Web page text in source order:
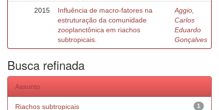
2015
Influência de macro-fatores na
estruturação da comunidade
zooplanctônica em riachos
subtropicais.
Aggio,
Carlos
Eduardo
Gonçalves
Busca refinada
Assunto
1
Riachos subtropicais